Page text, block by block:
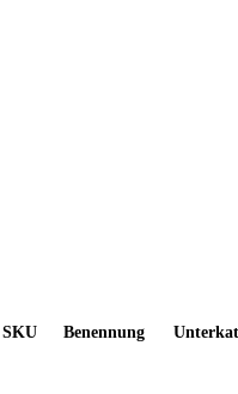
SKU Benennung